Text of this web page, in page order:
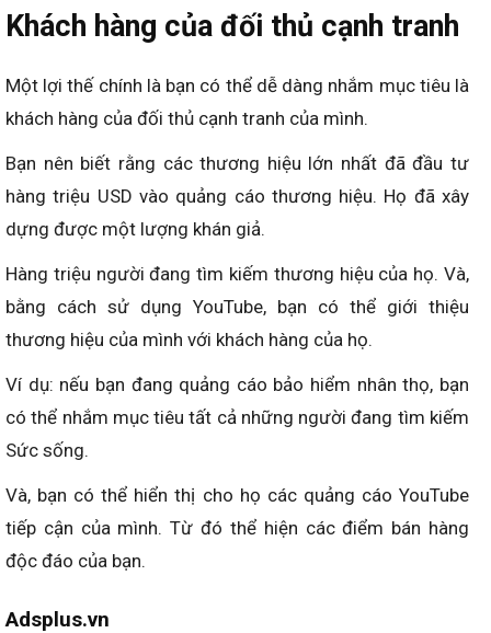
Khách hàng của đối thủ cạnh tranh
Một lợi thế chính là bạn có thể dễ dàng nhắm mục tiêu là
khách hàng của đối thủ cạnh tranh của mình.
Bạn nên biết rằng các thương hiệu lớn nhất đã đầu tư
hàng triệu USD vào quảng cáo thương hiệu. Họ đã xây
dựng được một lượng khán giả.
Hàng triệu người đang tìm kiếm thương hiệu của họ. Và,
bằng cách sử dụng YouTube, bạn có thể giới thiệu
thương hiệu của mình với khách hàng của họ.
Ví dụ: nếu bạn đang quảng cáo bảo hiểm nhân thọ, bạn
có thể nhắm mục tiêu tất cả những người đang tìm kiếm
Sức sống.
Và, bạn có thể hiển thị cho họ các quảng cáo YouTube
tiếp cận của mình. Từ đó thể hiện các điểm bán hàng
độc đáo của bạn.
Adsplus.vn